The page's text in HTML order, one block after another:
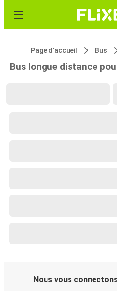
Page d'accueil Bus
Bus longue distance
Nous vous